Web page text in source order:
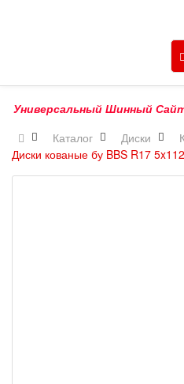
Шинный Сайт
Каталог
Диски
Диски кованые бу BBS R17